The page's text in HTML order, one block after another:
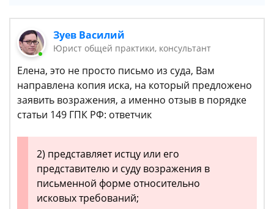
Зуев Василий
Юрист общей практики, консультант
Елена, это не просто письмо из суда, Вам
направлена копия иска, на который предложено
заявить возражения, а именно отзыв в порядке
статьи 149 ГПК РФ: ответчик
2) представляет истцу или его
представителю и суду возражения в
письменной форме относительно
исковых требований;